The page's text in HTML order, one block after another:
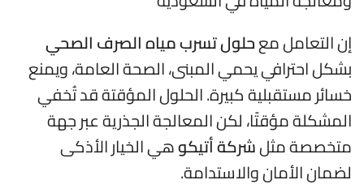
إن التعامل معحلول تسرب مياه الصرف الصحي
بشكل احترافي يحمي المبنى، الصحة العامة، ويمنع
خسائر مستقبلية كبيرة. الحلول المؤقتة قد تُخفي
المشكلة مؤقتًا، لكن المعالجة الجذرية عبر جهة
متخصصة مثلشركة أتيكوهي الخيار الأذكى
لضمان الأمان والاستدامة.